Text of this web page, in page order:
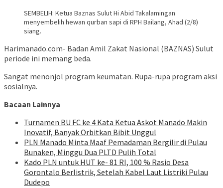
SEMBELIH: Ketua Baznas Sulut Hi Abid Takalamingan
menyembelih hewan qurban sapi di RPH Bailang, Ahad (2/8)
siang.
Harimanado.com- Badan Amil Zakat Nasional (BAZNAS) Sulut
periode ini memang beda.
Sangat menonjol program keumatan. Rupa-rupa program aksi
sosialnya.
Bacaan Lainnya
Turnamen BU FC ke 4 Kata Ketua Askot Manado Makin
Inovatif, Banyak Orbitkan Bibit Unggul
PLN Manado Minta Maaf Pemadaman Bergilir di Pulau
Bunaken, Minggu Dua PLTD Pulih Total
Kado PLN untuk HUT ke- 81 RI, 100 % Rasio Desa
Gorontalo Berlistrik, Setelah Kabel Laut Listriki Pulau
Dudepo